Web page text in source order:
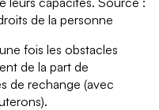
de la personne
fois les obstacles
de la part de
de rechange (avec